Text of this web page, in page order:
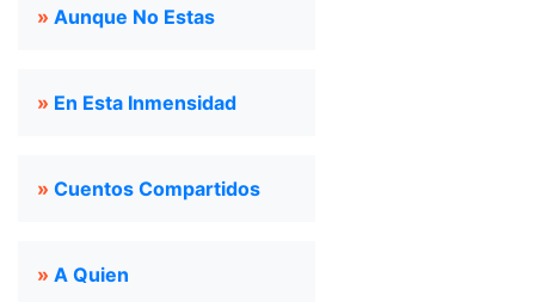
» Aunque No Estas
» En Esta Inmensidad
» Cuentos Compartidos
» A Quien